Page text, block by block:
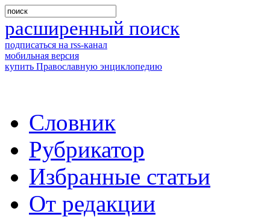
расширенный поиск
подписаться на rss-канал
мобильная версия
купить Православную энциклопедию
Словник
Рубрикатор
Избранные статьи
От редакции